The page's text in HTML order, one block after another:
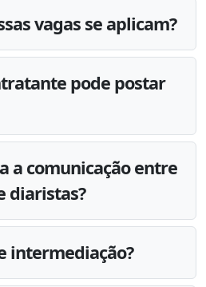
vagas se aplicam?
pode postar
a comunicação entre
diaristas?
intermediação?